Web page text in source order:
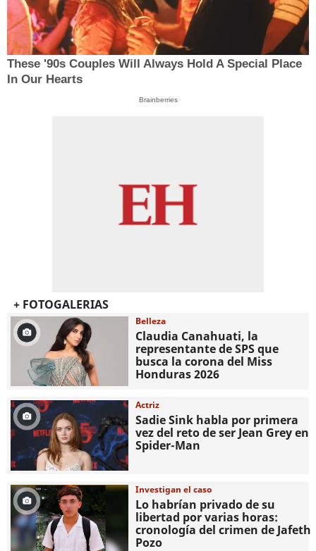
These '90s Couples Will Always Hold A Special Place
In Our Hearts
Brainberries
+ FOTOGALERIAS
Belleza
Claudia Canahuati, la
representante de SPS que
busca la corona del Miss
Honduras 2026
Actriz
Sadie Sink habla por primera
vez del reto de ser Jean Grey en
Spider-Man
Investigan el caso
Lo habrían privado de su
libertad por varias horas:
cronología del crimen de Jafeth
Pozo